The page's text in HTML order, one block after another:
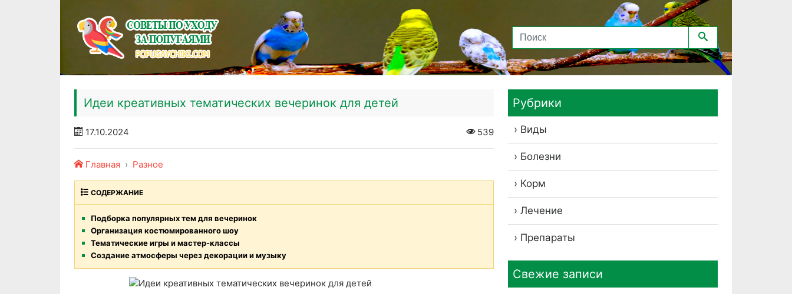
Идеи креативных тематических вечеринок для детей
17.10.2024 539
Главная Разное
СОДЕРЖАНИЕ
Подборка популярных тем для вечеринок
Организация костюмированного шоу
Тематические игры и мастер-классы
Создание атмосферы через декорации и музыку
Рубрики
Виды
Болезни
Корм
Лечение
Препараты
Свежие записи